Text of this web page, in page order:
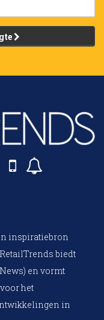
inspiratiebron
biedt
en vormt
het
in